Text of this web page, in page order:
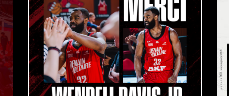
MERCI WENDELL !